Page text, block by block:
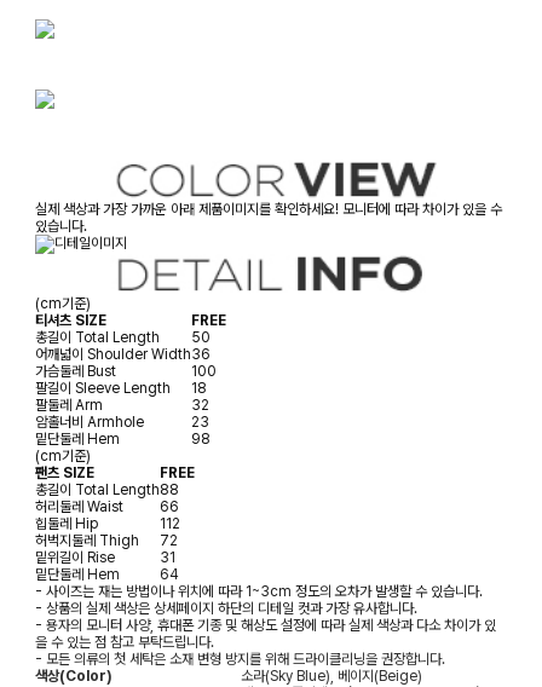
실제 색상과 가장 가까운 아래 제품이미지를 확인하세요! 모니터에 따라 차이가 있을 수
있습니다.
(cm기준)
티셔츠 SIZE
FREE
총길이 Total Length
50
어깨넓이 Shoulder Width36
가슴둘레 Bust
100
팔길이 Sleeve Length
18
팔둘레 Arm
32
암홀너비 Armhole
23
밑단둘레 Hem
98
(cm기준)
팬츠 SIZE
FREE
총길이 Total Length88
허리둘레 Waist
66
힙둘레 Hip
112
허벅지둘레 Thigh
72
밑위길이 Rise
31
밑단둘레 Hem
64
- 사이즈는 재는 방법이나 위치에 따라 1~3cm 정도의 오차가 발생할 수 있습니다.
- 상품의 실제 색상은 상세페이지 하단의 디테일 컷과 가장 유사합니다.
- 용자의 모니터 사양, 휴대폰 기종 및 해상도 설정에 따라 실제 색상과 다소 차이가 있
을 수 있는 점 참고 부탁드립니다.
- 모든 의류의 첫 세탁은 소재 변형 방지를 위해 드라이클리닝을 권장합니다.
색상(Color)
소라(Sky Blue), 베이지(Beige)